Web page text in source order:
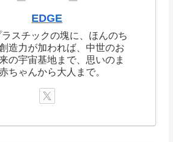
EDGE
スチックの塊に、ほんのち
造力が加われば、中世のお
の宇宙基地まで、思いのま
ちゃんから大人まで。